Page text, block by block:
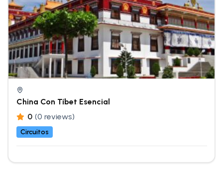
China Con Tíbet Esencial
0 (0 reviews)
Circuitos